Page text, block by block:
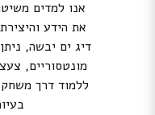
אנו למדים
את הידע
דיג ים יבשה,
מונטסוריים,
ללמוד דרך